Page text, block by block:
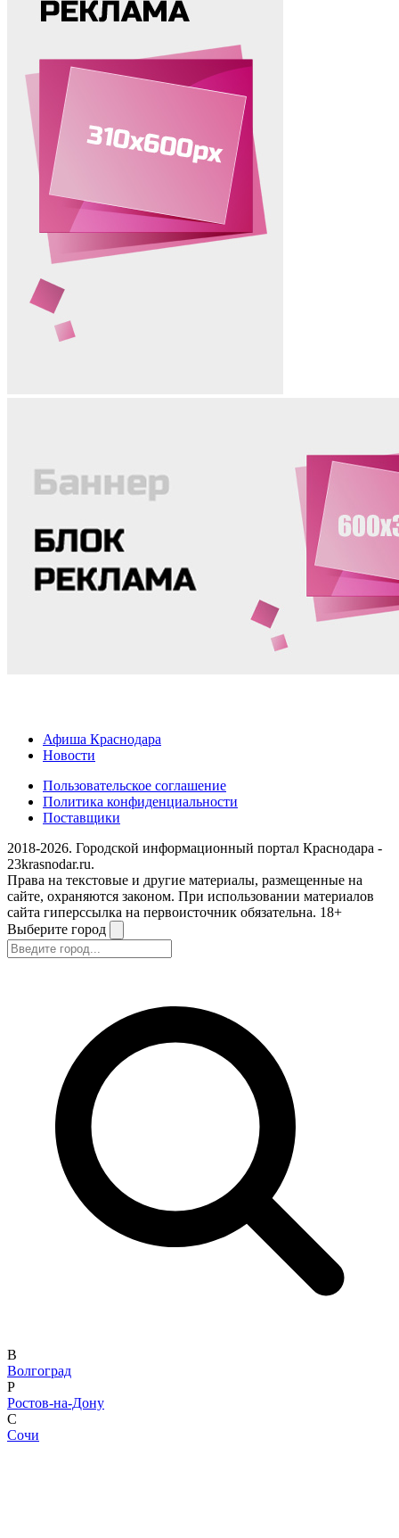
Афиша Краснодара
Новости
Пользовательское соглашение
Политика конфиденциальности
Поставщики
2018-2026. Городской информационный портал Краснодара -
23krasnodar.ru.
Права на текстовые и другие материалы, размещенные на
сайте, охраняются законом. При использовании материалов
сайта гиперссылка на первоисточник обязательна. 18+
Выберите город
В
Волгоград
Р
Ростов-на-Дону
С
Сочи